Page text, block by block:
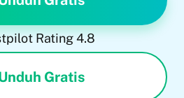
Rating 4.8
Gratis